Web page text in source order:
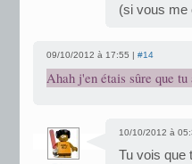
(si vous me
09/10/2012 à 17:55 | #14
Ahah j'en étais sûre que
10/10/2012 à
Tu vois que